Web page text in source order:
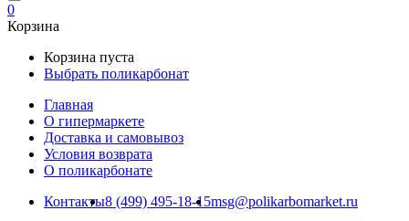
0
Корзина
Корзина пуста
Выбрать поликарбонат
Главная
О гипермаркете
Доставка и самовывоз
Условия возврата
О поликарбонате
Контакты8 (499) 495-18-15msg@polikarbomarket.ru